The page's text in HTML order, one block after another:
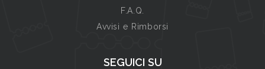
F.A.Q.
Avvisi e Rimborsi
SEGUICI SU